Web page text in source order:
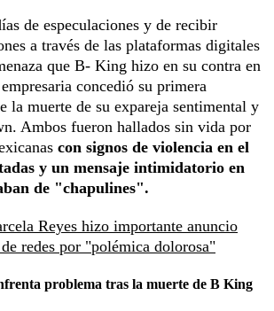
de especulaciones y de recibir
a través de las plataformas digitales
que B- King hizo en su contra en
concedió su primera
la muerte de su expareja sentimental y
Ambos fueron hallados sin vida por
con signos de violencia en el
y un mensaje intimidatorio en
de "chapulines".
Reyes hizo importante anuncio
redes por "polémica dolorosa"
problema tras la muerte de B King